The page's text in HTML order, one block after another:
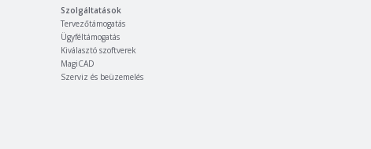
Szolgáltatások
Tervezőtámogatás
Ügyféltámogatás
Kiválasztó szoftverek
MagiCAD
Szerviz és beüzemelés